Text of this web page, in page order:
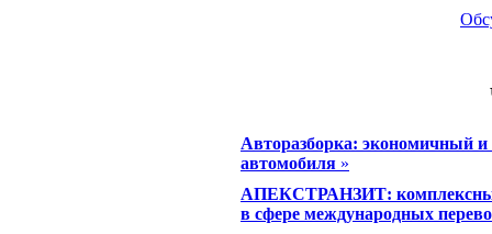
Авторазборка: экономичный и
автомобиля »
АПЕКСТРАНЗИТ: комплексные
в сфере международных